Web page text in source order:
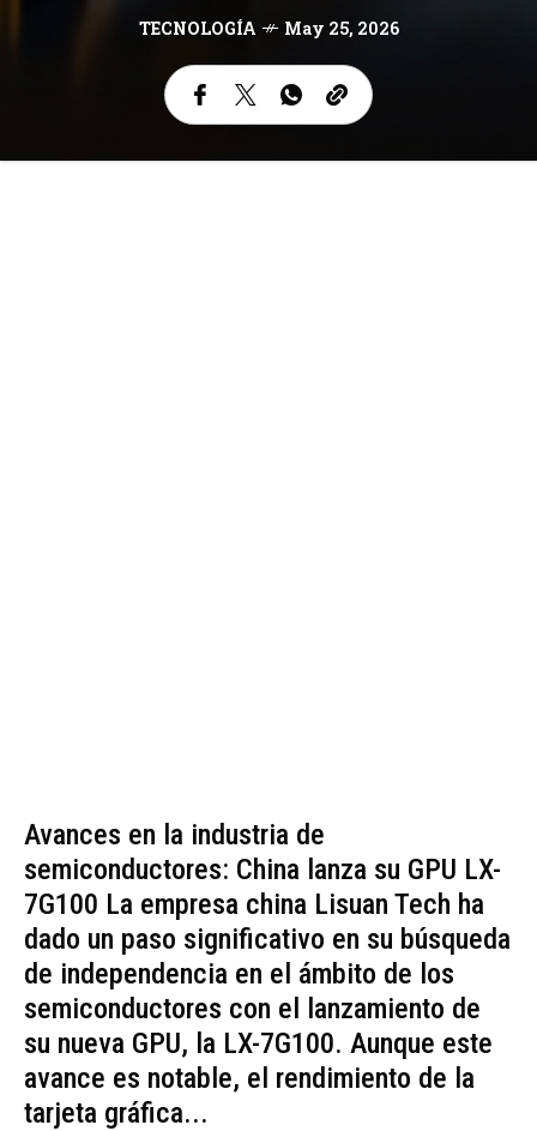
TECNOLOGÍA May 25, 2026
Avances en la industria de
semiconductores: China lanza su GPU LX-
7G100 La empresa china Lisuan Tech ha
dado un paso significativo en su búsqueda
de independencia en el ámbito de los
semiconductores con el lanzamiento de
su nueva GPU, la LX-7G100. Aunque este
avance es notable, el rendimiento de la
tarjeta gráfica...